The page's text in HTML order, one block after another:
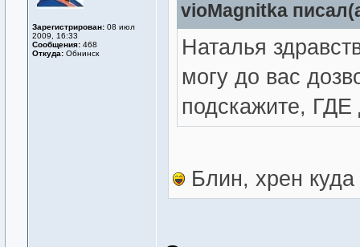
Зарегистрирован: 08 июл
2009, 16:33
Сообщения: 468
Откуда: Обнинск
vioMagnitka
Наталья
могу до вас
подскажите,
Блин, хрен